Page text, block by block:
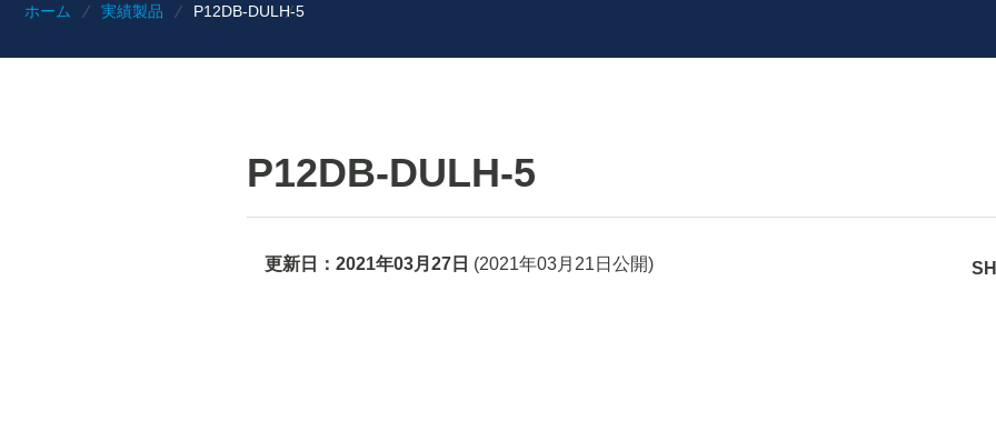
ホーム 実績製品 P12DB-DULH-5
P12DB-DULH-5
更新日： 2021年03月27日 (2021年03月21日 公開)